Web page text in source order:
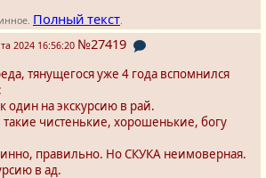
Полный текст.
2024 16:56:20 №27419
тянущегося уже 4 года вспомнился
один на экскурсию в рай.
такие чистенькие, хорошенькие, богу
правильно. Но СКУКА неимоверная.
в ад.